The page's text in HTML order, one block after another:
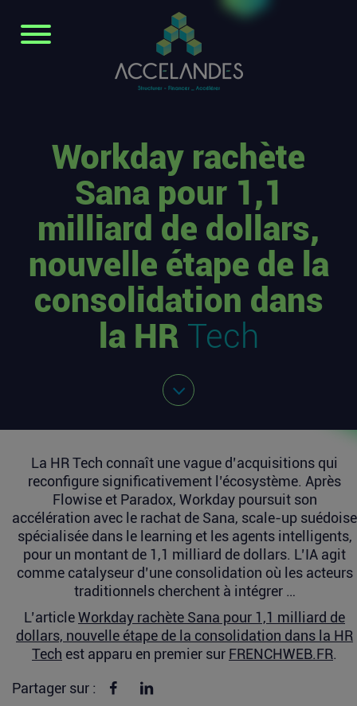
Workday rachète
Sana pour 1,1
milliard de dollars,
nouvelle étape de la
consolidation dans
la HR Tech
La HR Tech connaît une vague d’acquisitions qui
reconfigure significativement l’écosystème. Après
Flowise et Paradox, Workday poursuit son
accélération avec le rachat de Sana, scale-up suédoise
spécialisée dans le learning et les agents intelligents,
pour un montant de 1,1 milliard de dollars. L’IA agit
comme catalyseur d’une consolidation où les acteurs
traditionnels cherchent à intégrer …
L’articleWorkday rachète Sana pour 1,1 milliard de
dollars, nouvelle étape de la consolidation dans la HR
Tech est apparu en premier sur FRENCHWEB.FR.
Partager sur : Partager sur Facebook